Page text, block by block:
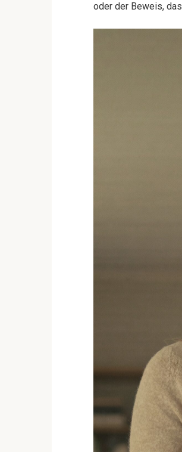
oder der Beweis,